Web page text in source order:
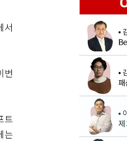
서
번
트
는